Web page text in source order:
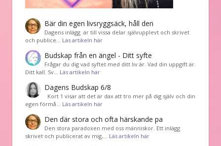
Bär din egen livsryggsäck, håll den
Dagens inlägg är till vissa delar självupplevt och skrivet
och publice… Läs artikeln här
Budskap från en ängel - Ditt syfte
Frågar du dig vad syftet med ditt liv är. Vad din uppgift är.
Ditt kall. Sv… Läs artikeln här
Dagens Budskap 6/8
Kort 1 visar att det är dax att tro mer på dig själv och din
egen förmå… Läs artikeln här
Den där stora och ofta härskande pa
Den stora paradoxen med oss människor. Ett inlägg
skrivet och publicerat av mig,… Läs artikeln här